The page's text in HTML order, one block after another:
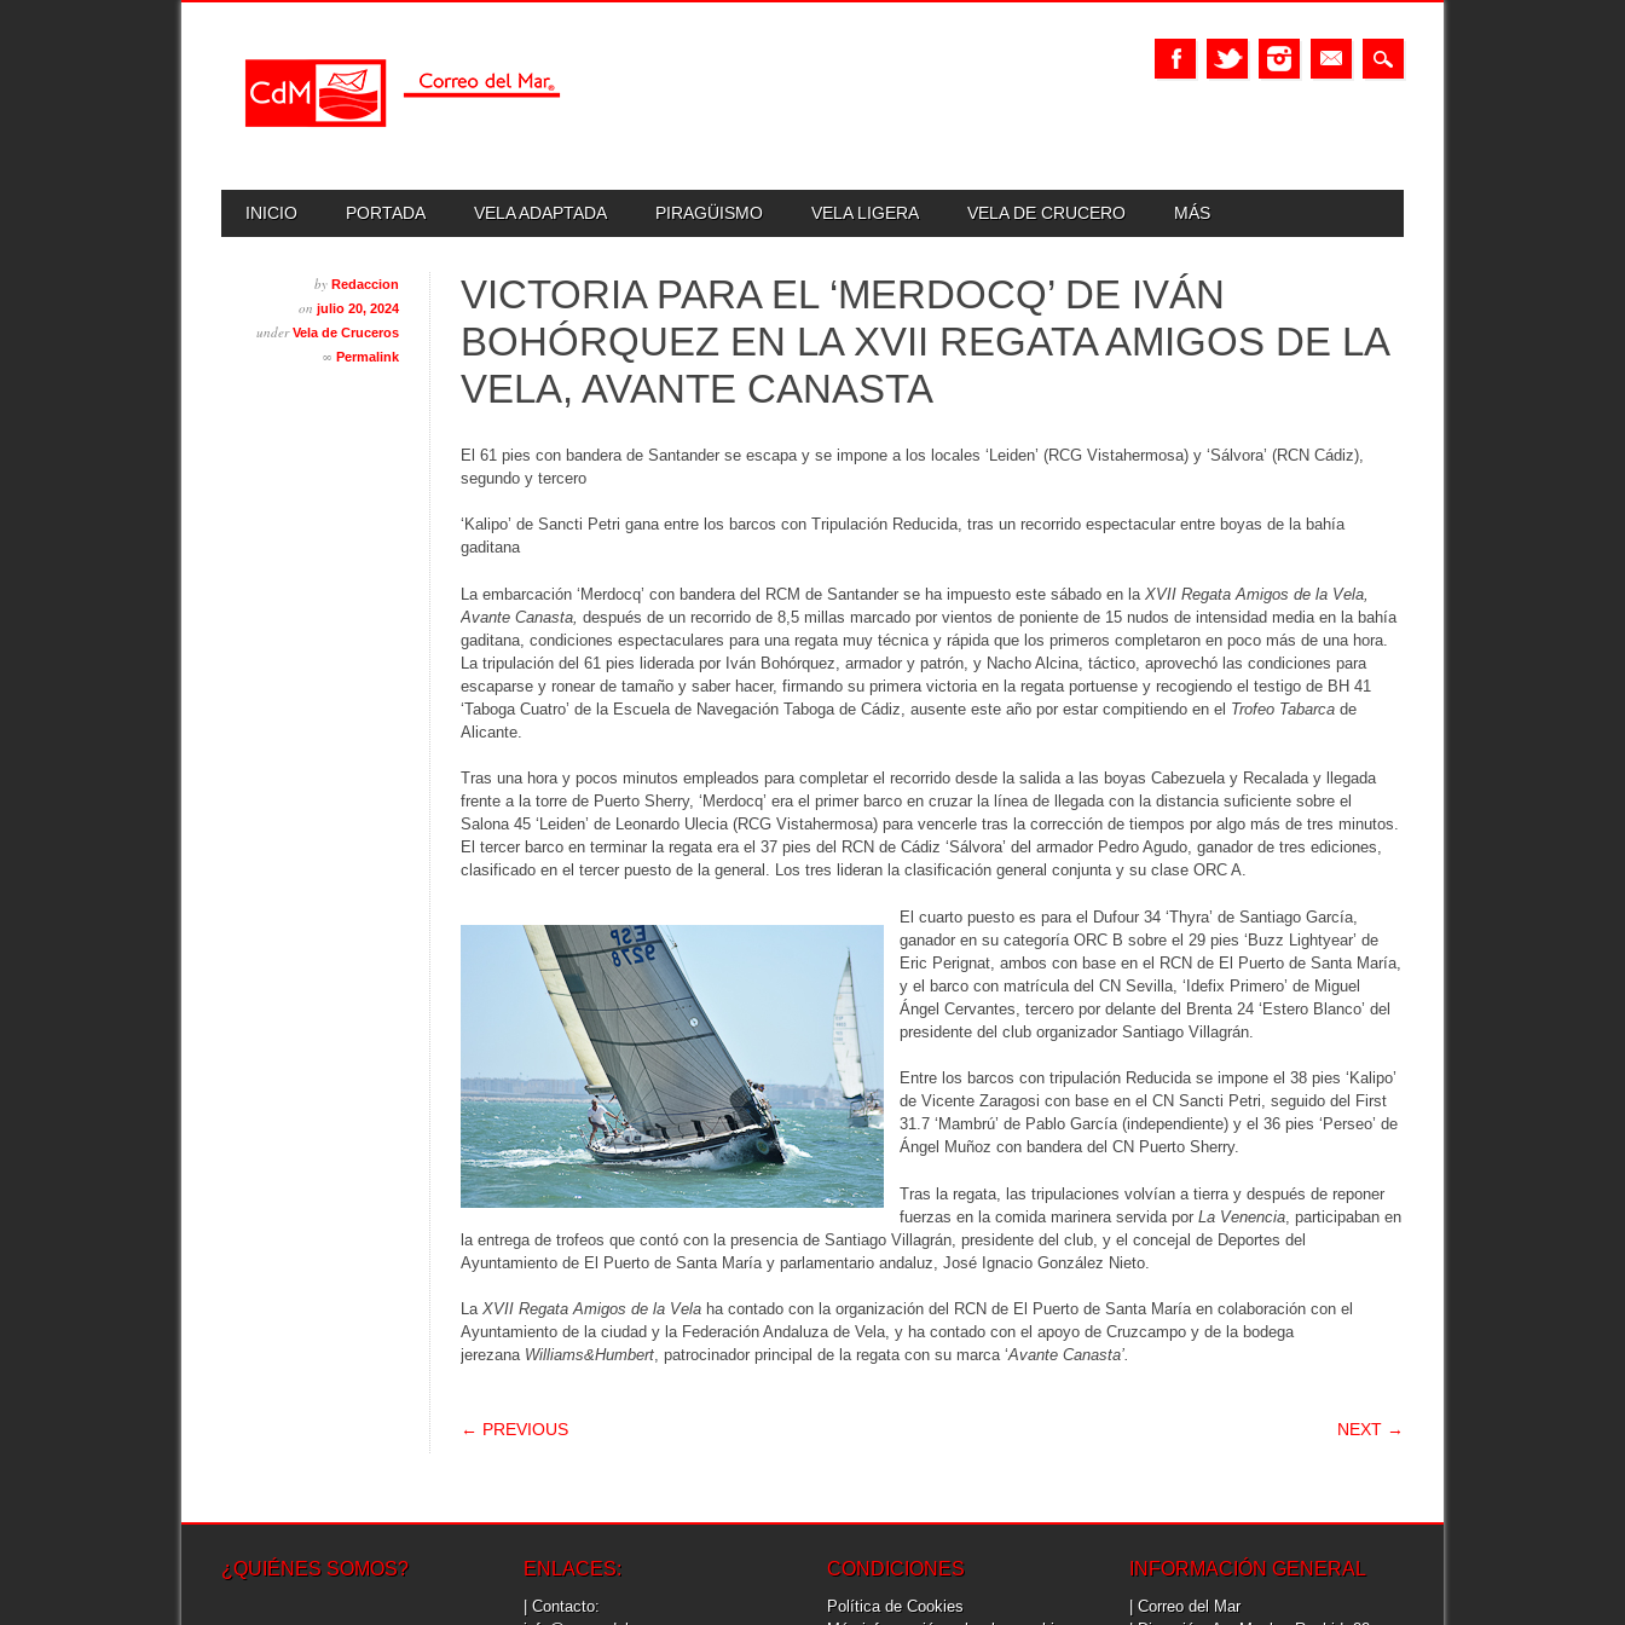
MAIN MENU
INICIO PORTADA VELA ADAPTADA PIRAGÜISMO VELA LIGERA VELA DE CRUCERO MÁS
by Redaccion
on julio 20, 2024
underVela de Cruceros
∞ Permalink
VICTORIA PARA EL ‘MERDOCQ’ DE IVÁN
BOHÓRQUEZ EN LA XVII REGATA AMIGOS DE LA
VELA, AVANTE CANASTA
El 61 pies con bandera de Santander se escapa y se impone a los locales ‘Leiden’ (RCG Vistahermosa) y ‘Sálvora’ (RCN Cádiz),
segundo y tercero
‘Kalipo’ de Sancti Petri gana entre los barcos con Tripulación Reducida, tras un recorrido espectacular entre boyas de la bahía
gaditana
La embarcación ‘Merdocq’ con bandera del RCM de Santander se ha impuesto este sábado en la XVII Regata Amigos de la Vela,
Avante Canasta, después de un recorrido de 8,5 millas marcado por vientos de poniente de 15 nudos de intensidad media en la bahía
gaditana, condiciones espectaculares para una regata muy técnica y rápida que los primeros completaron en poco más de una hora.
La tripulación del 61 pies liderada por Iván Bohórquez, armador y patrón, y Nacho Alcina, táctico, aprovechó las condiciones para
escaparse y ronear de tamaño y saber hacer, firmando su primera victoria en la regata portuense y recogiendo el testigo de BH 41
‘Taboga Cuatro’ de la Escuela de Navegación Taboga de Cádiz, ausente este año por estar compitiendo en el Trofeo Tabarca de
Alicante.
Tras una hora y pocos minutos empleados para completar el recorrido desde la salida a las boyas Cabezuela y Recalada y llegada
frente a la torre de Puerto Sherry, ‘Merdocq’ era el primer barco en cruzar la línea de llegada con la distancia suficiente sobre el
Salona 45 ‘Leiden’ de Leonardo Ulecia (RCG Vistahermosa) para vencerle tras la corrección de tiempos por algo más de tres minutos.
El tercer barco en terminar la regata era el 37 pies del RCN de Cádiz ‘Sálvora’ del armador Pedro Agudo, ganador de tres ediciones,
clasificado en el tercer puesto de la general. Los tres lideran la clasificación general conjunta y su clase ORC A.
El cuarto puesto es para el Dufour 34 ‘Thyra’ de Santiago García,
ganador en su categoría ORC B sobre el 29 pies ‘Buzz Lightyear’ de
Eric Perignat, ambos con base en el RCN de El Puerto de Santa María,
y el barco con matrícula del CN Sevilla, ‘Idefix Primero’ de Miguel
Ángel Cervantes, tercero por delante del Brenta 24 ‘Estero Blanco’ del
presidente del club organizador Santiago Villagrán.
Entre los barcos con tripulación Reducida se impone el 38 pies ‘Kalipo’
de Vicente Zaragosi con base en el CN Sancti Petri, seguido del First
31.7 ‘Mambrú’ de Pablo García (independiente) y el 36 pies ‘Perseo’ de
Ángel Muñoz con bandera del CN Puerto Sherry.
Tras la regata, las tripulaciones volvían a tierra y después de reponer
fuerzas en la comida marinera servida por La Venencia , participaban en
la entrega de trofeos que contó con la presencia de Santiago Villagrán, presidente del club, y el concejal de Deportes del
Ayuntamiento de El Puerto de Santa María y parlamentario andaluz, José Ignacio González Nieto.
La XVII Regata Amigos de la Vela ha contado con la organización del RCN de El Puerto de Santa María en colaboración con el
Ayuntamiento de la ciudad y la Federación Andaluza de Vela, y ha contado con el apoyo de Cruzcampo y de la bodega
jerezana Williams&Humbert, patrocinador principal de la regata con su marca ‘Avante Canasta’.
POST NAVIGATION
← PREVIOUS NEXT →
¿QUIÉNES SOMOS? ENLACES:
| Contacto:
CONDICIONES
Política de Cookies
INFORMACIÓN GENERAL
| Correo del Mar